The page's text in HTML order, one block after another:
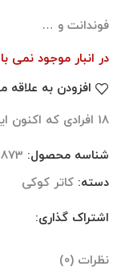
فوندانت و …
در انبار موجود نمی
افزودن به علاقه
18 افرادی که اکنون
شناسه محصول: 873
دسته: کاتر کوکی
اشتراک گذاری:
نظرات (0)